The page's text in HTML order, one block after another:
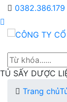
0382.386.179
TỦ SẤY DƯỢC
Trang chủ